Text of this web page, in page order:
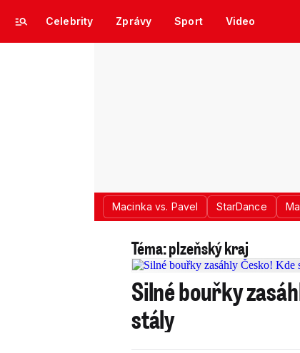
Celebrity Zprávy Sport Video
Macinka vs. Pavel StarDance
Téma: plzeňský kraj
Silné bouřky
stály